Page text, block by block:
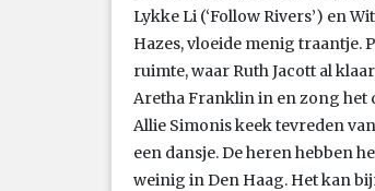
Lykke Li (‘Follow Rivers’) en
Hazes, vloeide menig traantje.
ruimte, waar Ruth Jacott al
Aretha Franklin in en zong het
Allie Simonis keek tevreden
een dansje. De heren hebben
weinig in Den Haag. Het kan